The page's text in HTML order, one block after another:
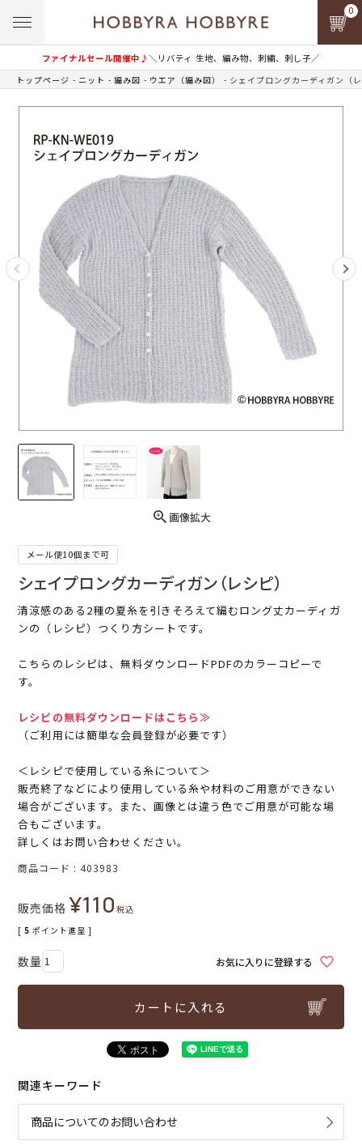
ファイナルセール開催中♪＼リバティ 生地、編み物、刺繍、刺し子／
0
トップページ ニット 編み図 ウエア（編み図） シェイプロングカーディガン（
画像拡大
メール便10個まで可
シェイプロングカーディガン（レシピ）
清涼感のある2種の夏糸を引きそろえて編むロング丈カーディガ
ンの（レシピ）つくり方シートです。
こちらのレシピは、無料ダウンロードPDFのカラーコピーで
す。
レシピの無料ダウンロードはこちら≫
（ご利用には簡単な会員登録が必要です）
＜レシピで使用している糸について＞
販売終了などにより使用している糸や材料のご用意ができない
場合がございます。また、画像とは違う色でご用意が可能な場
合もございます。
詳しくはお問い合わせください。
商品コード 403983
販売価格 ¥110税込
[ 5 ポイント進呈 ]
お気に入りに登録する
カートに入れる
関連キーワード
商品についてのお問い合わせ